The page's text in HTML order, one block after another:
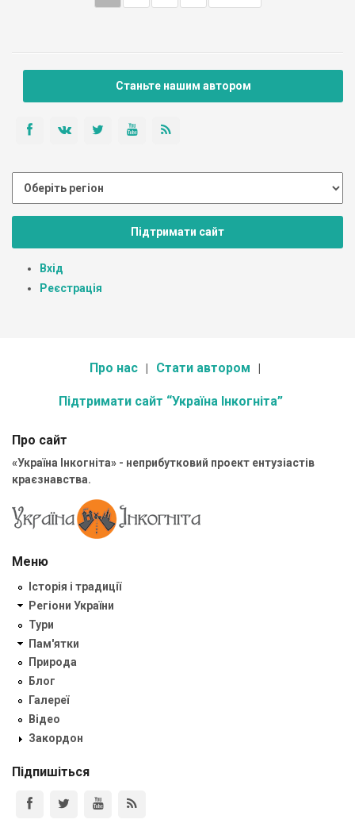
Станьте нашим автором
Підтримати сайт
Вхід
Реєстрація
Про нас Стати автором
Підтримати сайт “Україна Інкогніта”
Про сайт
«Україна Інкогніта» - неприбутковий проект ентузіастів
краєзнавства.
Меню
Історія і традиції
Регіони України
Тури
Пам'ятки
Природа
Блог
Галереї
Відео
Закордон
Підпишіться